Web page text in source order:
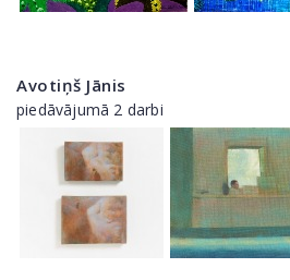
Avotiņš Jānis
piedāvājumā 2 darbi